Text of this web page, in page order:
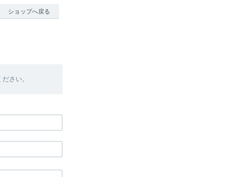
ショップへ戻る
さい。